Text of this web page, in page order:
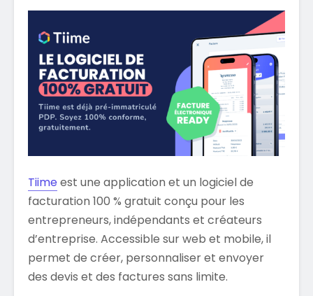
Tiime est une application et un logiciel de
facturation 100 % gratuit conçu pour les
entrepreneurs, indépendants et créateurs
d’entreprise. Accessible sur web et mobile, il
permet de créer, personnaliser et envoyer
des devis et des factures sans limite.